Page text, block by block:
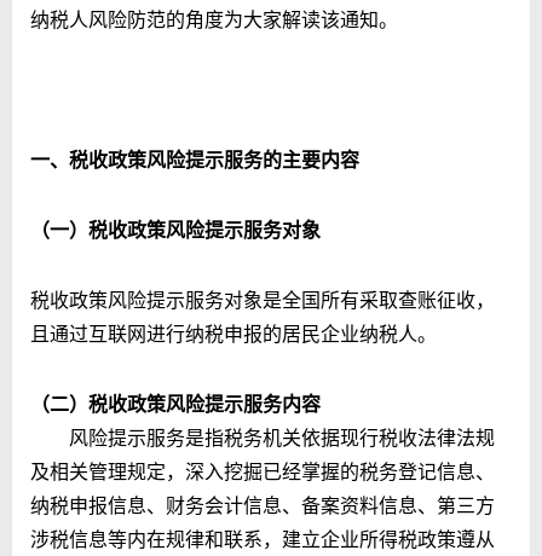
纳税人风险防范的角度为大家解读该通知。
一、税收政策风险提示服务的主要内容
（一）税收政策风险提示服务对象
税收政策风险提示服务对象是全国所有采取查账征收，
且通过互联网进行纳税申报的居民企业纳税人。
（二）税收政策风险提示服务内容
风险提示服务是指税务机关依据现行税收法律法规
及相关管理规定，深入挖掘已经掌握的税务登记信息、
纳税申报信息、财务会计信息、备案资料信息、第三方
涉税信息等内在规律和联系，建立企业所得税政策遵从